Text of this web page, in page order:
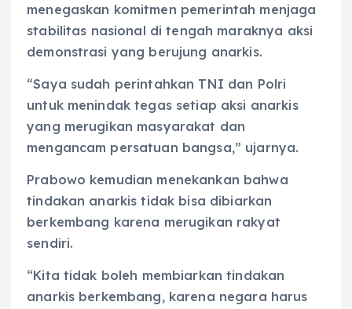
menegaskan komitmen pemerintah menjaga
stabilitas nasional di tengah maraknya aksi
demonstrasi yang berujung anarkis.
“Saya sudah perintahkan TNI dan Polri
untuk menindak tegas setiap aksi anarkis
yang merugikan masyarakat dan
mengancam persatuan bangsa,” ujarnya.
Prabowo kemudian menekankan bahwa
tindakan anarkis tidak bisa dibiarkan
berkembang karena merugikan rakyat
sendiri.
“Kita tidak boleh membiarkan tindakan
anarkis berkembang, karena negara harus